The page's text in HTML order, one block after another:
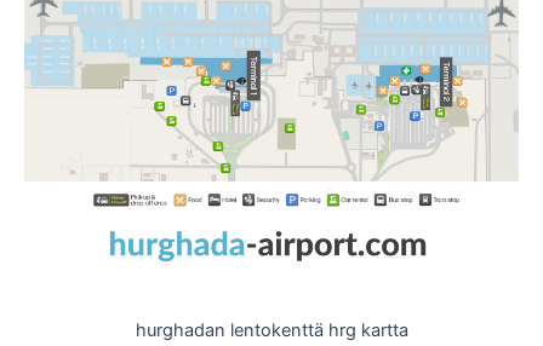
hurghadan lentokenttä hrg kartta